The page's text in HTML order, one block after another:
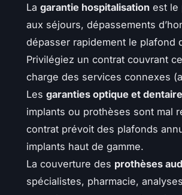
La garantie hospitalisation est le
aux séjours, dépassements
dépasser rapidement le plafond
Privilégiez un contrat couvrant
charge des services connexes
Les garanties optique et dentaire
implants ou prothèses sont mal
contrat prévoit des plafonds
implants haut de gamme.
La couverture des prothèses
spécialistes, pharmacie,